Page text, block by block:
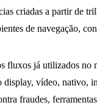
criadas a partir de
de navegação,
fluxos já utilizados no
vídeo, nativo,
fraudes,